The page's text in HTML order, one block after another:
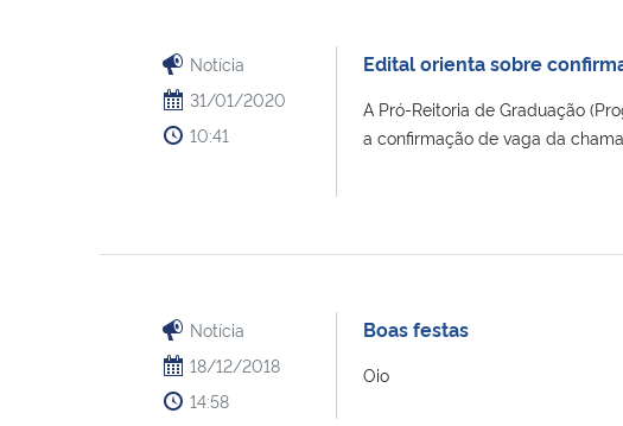
Notícia
31/01/2020
10:41
Edital orienta sobre
A Pró-Reitoria de Graduação
a confirmação de vaga da
Notícia
18/12/2018
14:58
Boas festas
Oio